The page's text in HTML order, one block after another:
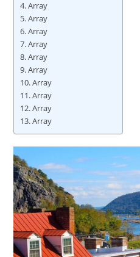
Array
Array
Array
Array
Array
Array
Array
Array
Array
Array